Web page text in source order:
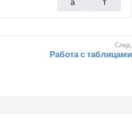
а
т
Работа с таблицами